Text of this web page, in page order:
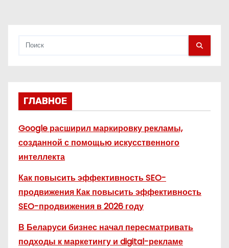
ГЛАВНОЕ
Google расширил маркировку рекламы,
созданной с помощью искусственного
интеллекта
Как повысить эффективность SEO-
продвижения Как повысить эффективность
SEO-продвижения в 2026 году
В Беларуси бизнес начал пересматривать
подходы к маркетингу и digital-рекламе